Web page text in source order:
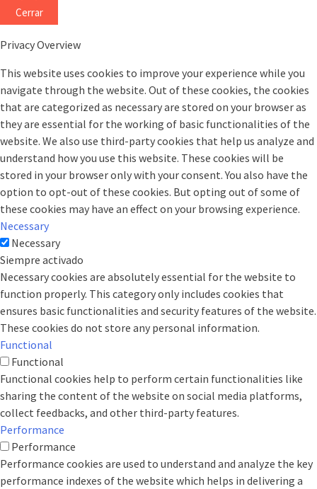
Cerrar
Privacy Overview
This website uses cookies to improve your experience while you
navigate through the website. Out of these cookies, the cookies
that are categorized as necessary are stored on your browser as
they are essential for the working of basic functionalities of the
website. We also use third-party cookies that help us analyze and
understand how you use this website. These cookies will be
stored in your browser only with your consent. You also have the
option to opt-out of these cookies. But opting out of some of
these cookies may have an effect on your browsing experience.
Necessary
Necessary
Siempre activado
Necessary cookies are absolutely essential for the website to
function properly. This category only includes cookies that
ensures basic functionalities and security features of the website.
These cookies do not store any personal information.
Functional
Functional
Functional cookies help to perform certain functionalities like
sharing the content of the website on social media platforms,
collect feedbacks, and other third-party features.
Performance
Performance
Performance cookies are used to understand and analyze the key
performance indexes of the website which helps in delivering a